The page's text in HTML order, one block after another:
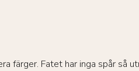
färger. Fatet har inga spår så